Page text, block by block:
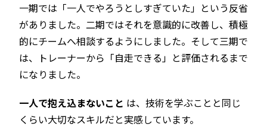
一期では「一人でやろうとしすぎていた」という反省
がありました。二期ではそれを意識的に改善し、積極
的にチームへ相談するようにしました。そして三期で
は、トレーナーから「自走できる」と評価されるまで
になりました。
一人で抱え込まないこと は、技術を学ぶことと同じ
くらい大切なスキルだと実感しています。